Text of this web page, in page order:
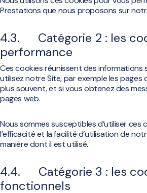
Prestations que nous proposons sur
4.3. Catégorie 2 : les
performance
Ces cookies réunissent des informations
utilisez notre Site, par exemple les pages
plus souvent, et si vous obtenez des
pages web.
Nous sommes susceptibles d’utiliser ces
l’efficacité et la facilité d’utilisation de
manière dont il est utilisé.
4.4. Catégorie 3 : les
fonctionnels